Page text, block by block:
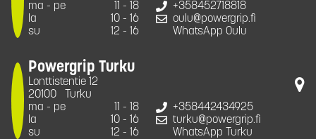
ma - pe
11 - 18
la
10 - 16
su
12 - 16
+358452718818
oulu@powergrip.fi
WhatsApp Oulu
Powergrip Turku
Lonttistentie 12
20100
Turku
ma - pe
11 - 18
la
10 - 16
su
12 - 16
+358442434925
turku@powergrip.fi
WhatsApp Turku